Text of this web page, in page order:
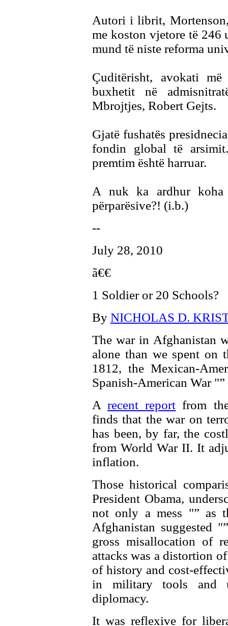
Autori i librit,
me koston vjetore të 246
mund të niste reforma
Çuditërisht, avokati
buxhetit në
Mbrojtjes, Robert Gejts.
Gjatë fushatës
fondin global të
premtim është harruar.
A nuk ka ardhur
përparësive?! (i.b.)
--
July 28, 2010
ã€€
1 Soldier or 20 Schools?
By NICHOLAS D.
The war in Afghanistan
alone than we spent on
1812, the Mexican-
Spanish-American War
Arecent report from
finds that the war on
has been, by far, the
from World War II. It
inflation.
Those historical
President Obama,
not only a mess "” as
Afghanistan suggested
gross misallocation of
attacks was a distortion
of history and cost-
in military tools and
diplomacy.
It was reflexive for